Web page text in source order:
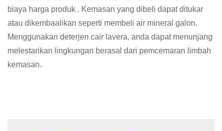
biaya harga produk . Kemasan yang dibeli dapat ditukar
atau dikembaalikan seperti membeli air mineral galon.
Menggunakan deterjen cair lavera, anda dapat menunjang
melestarikan lingkungan berasal dari pemcemaran limbah
kemasan.